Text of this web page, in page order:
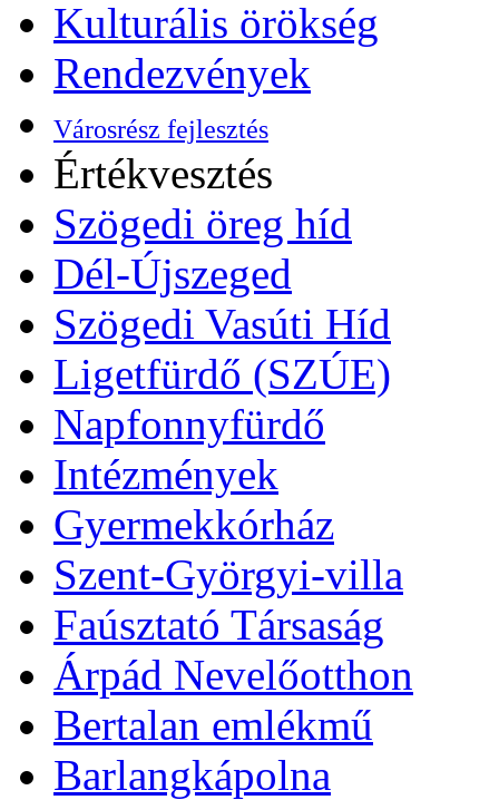
Kulturális örökség
Rendezvények
Városrész fejlesztés
Értékvesztés
Szögedi öreg híd
Dél-Újszeged
Szögedi Vasúti Híd
Ligetfürdő (SZÚE)
Napfonnyfürdő
Intézmények
Gyermekkórház
Szent-Györgyi-villa
Faúsztató Társaság
Árpád Nevelőotthon
Bertalan emlékmű
Barlangkápolna